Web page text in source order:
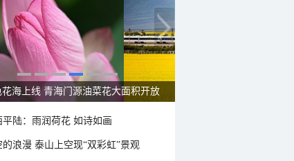
花海上线 青海门源油菜花大面积开放
平陆：雨润荷花 如诗如画
的浪漫 泰山上空现“双彩虹”景观